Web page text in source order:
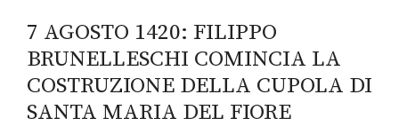
7 AGOSTO 1420: FILIPPO
BRUNELLESCHI COMINCIA LA
COSTRUZIONE DELLA CUPOLA DI
SANTA MARIA DEL FIORE